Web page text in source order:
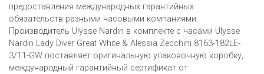
предоставления международных гарантийных
обязательств разными часовыми компаниями.
Производитель Ulysse Nardin в комплекте с часами Ulysse
Nardin Lady Diver Great White & Alessia Zecchini 8163-182LE-
3/11-GW поставляет оригинальную упаковочную коробку,
международный гарантийный сертификат от